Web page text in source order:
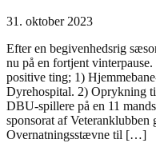
31. oktober 2023
Efter en begivenhedsrig
nu på en fortjent
positive ting; 1)
Dyrehospital. 2) Oprykning
DBU-spillere på en 11
sponsorat af Veteranklubben
Overnatningsstævne til […]